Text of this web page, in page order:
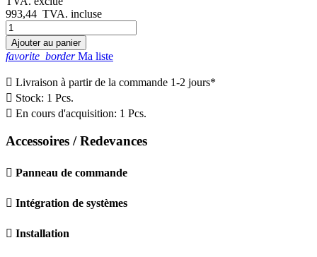
993,44 TVA. incluse
Ajouter au panier
favorite_borderMa liste
 Livraison à partir de la commande 1-2 jours*
 Stock: 1 Pcs.
 En cours d'acquisition: 1 Pcs.
Accessoires / Redevances
 Panneau de commande
 Intégration de systèmes
 Installation